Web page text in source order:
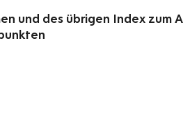
und des übrigen Index zum